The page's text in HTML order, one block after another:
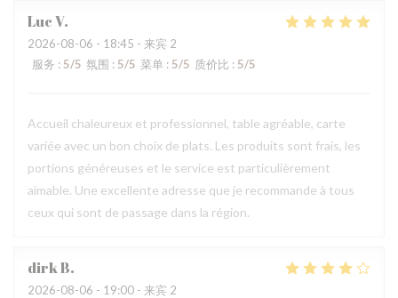
LucV
2026-08-06 - 18:45 - 来宾 2
服务 : 5/5 氛围 : 5/5 菜单 : 5/5 质价比 : 5/5
Accueil chaleureux et professionnel, table agréable, carte
variée avec un bon choix de plats. Les produits sont frais, les
portions généreuses et le service est particulièrement
aimable. Une excellente adresse que je recommande à tous
ceux qui sont de passage dans la région.
dirkB
2026-08-06 - 19:00 - 来宾 2